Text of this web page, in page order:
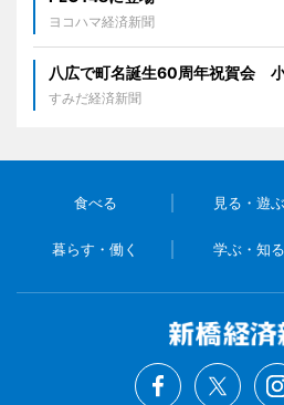
ヨコハマ経済新聞
八広で町名誕生60周年祝賀会
すみだ経済新聞
食べる 見る・遊ぶ
暮らす・働く 学ぶ・知る